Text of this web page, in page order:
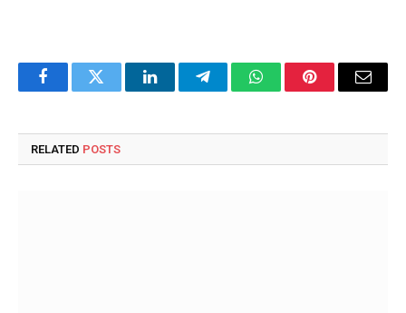
FacebookTwitter LinkedInTelegramWhatsAppPinterestEmail
RELATED POSTS